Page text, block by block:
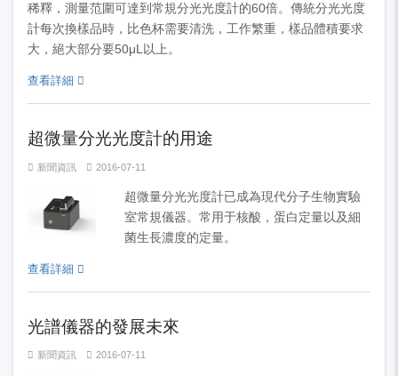
稀釋，測量范圍可達到常規分光光度計的60倍。傳統分光光度
計每次換樣品時，比色杯需要清洗，工作繁重，樣品體積要求
大，絕大部分要50μL以上。
查看詳細
超微量分光光度計的用途
新聞資訊 2016-07-11
超微量分光光度計已成為現代分子生物實驗
室常規儀器。常用于核酸，蛋白定量以及細
菌生長濃度的定量。
查看詳細
光譜儀器的發展未來
新聞資訊 2016-07-11